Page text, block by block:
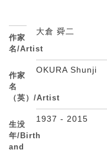
作家
名/Artist
大倉 舜二
作家
名
（英）/Artist
OKURA Shunji
生没
年/Birth
and
1937 - 2015